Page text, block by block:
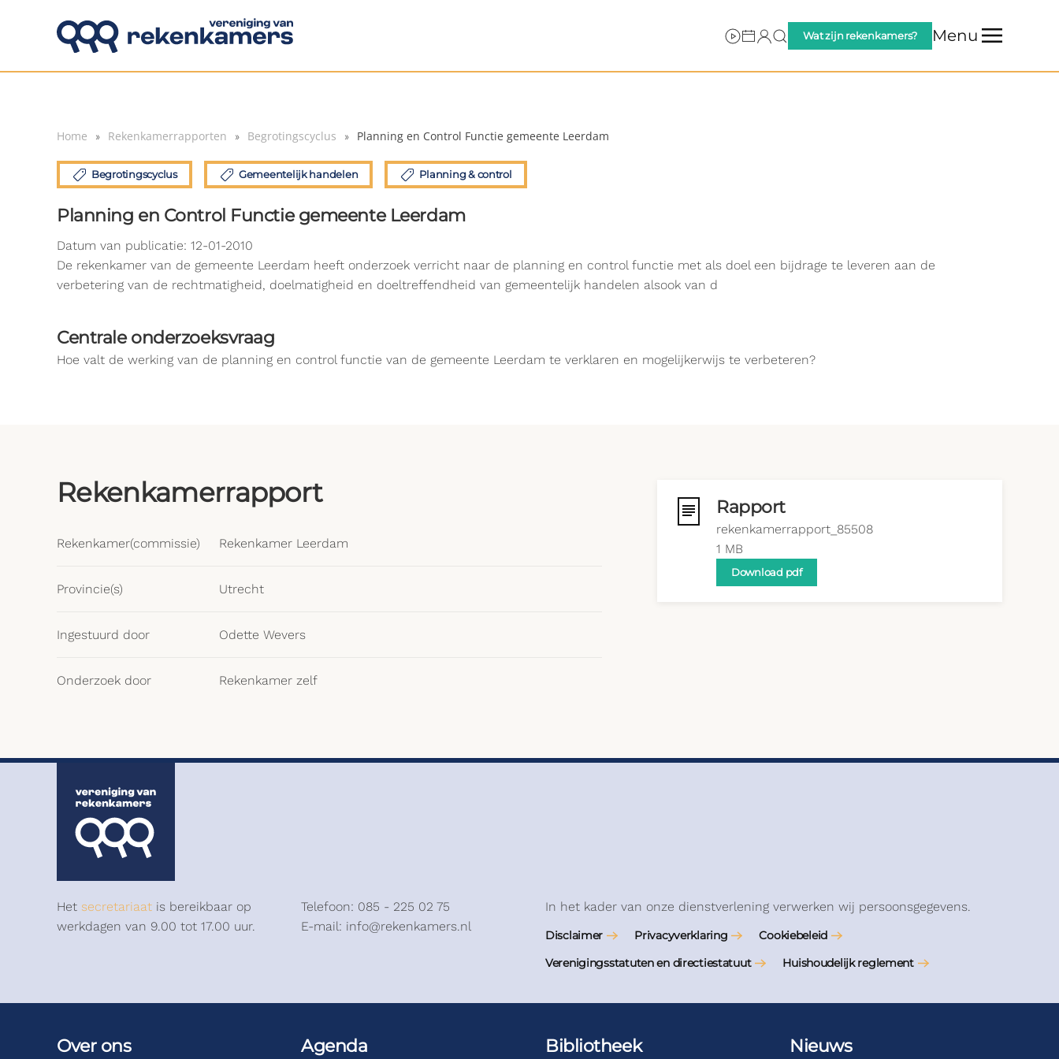
Overslaan en naar de inhoud gaan
Wat zijn rekenkamers? Menu
Home Rekenkamerrapporten Begrotingscyclus Planning en Control Functie gemeente Leerdam
Begrotingscyclus Gemeentelijk handelen Planning & control
Planning en Control Functie gemeente Leerdam
Datum van publicatie: 12-01-2010
De rekenkamer van de gemeente Leerdam heeft onderzoek verricht naar de planning en control functie met als doel een bijdrage te leveren aan de
verbetering van de rechtmatigheid, doelmatigheid en doeltreffendheid van gemeentelijk handelen alsook van d
Centrale onderzoeksvraag
Hoe valt de werking van de planning en control functie van de gemeente Leerdam te verklaren en mogelijkerwijs te verbeteren?
Rekenkamerrapport
Rekenkamer(commissie) Rekenkamer Leerdam
Provincie(s) Utrecht
Ingestuurd door Odette Wevers
Onderzoek door Rekenkamer zelf
Rapport
rekenkamerrapport_85508
1 MB
Download pdf
Het secretariaat is bereikbaar op
werkdagen van 9.00 tot 17.00 uur.
Telefoon: 085 - 225 02 75
E-mail: info@rekenkamers.nl
In het kader van onze dienstverlening verwerken wij persoonsgegevens.
Disclaimer Privacyverklaring
Cookiebeleid
Verenigingsstatuten en directiestatuut
Huishoudelijk reglement
Over ons Agenda Bibliotheek Nieuws